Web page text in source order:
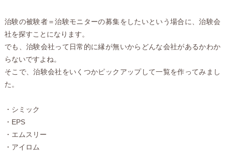
治験の被験者＝治験モニターの募集をしたいという場合に、治験会
社を探すことになります。
でも、治験会社って日常的に縁が無いからどんな会社があるかわか
らないですよね。
そこで、治験会社をいくつかピックアップして一覧を作ってみまし
た。
・シミック
・EPS
・エムスリー
・アイロム